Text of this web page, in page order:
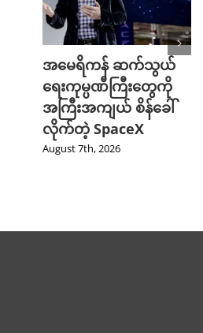
အမေရိကန် ဆက်သွယ်
ရေးကုမ္ပဏီကြီးတွေကို
အကြီးအကျယ် စိန်ခေါ်
လိုက်တဲ့ SpaceX
August 7th, 2026